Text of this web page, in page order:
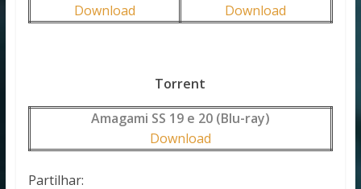
Download
Download
Torrent
Amagami SS 19 e 20 (Blu-ray)
Download
Partilhar: